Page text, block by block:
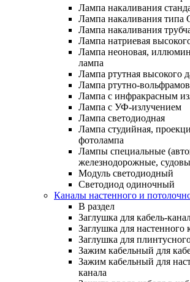
Лампа накаливания
Лампа накаливания типа
Лампа накаливания
Лампа натриевая
Лампа неоновая,
лампа
Лампа ртутная высокого
Лампа ртутно-
Лампа с инфракрасным
Лампа с УФ-излучением
Лампа светодиодная
Лампа студийная,
фотолампа
Лампы специальные
железнодорожные,
Модуль светодиодный
Светодиод одиночный
Каналы настенного и
В раздел
Заглушка для кабель-
Заглушка для настенного
Заглушка для
Зажим кабельный для
Зажим кабельный для
канала